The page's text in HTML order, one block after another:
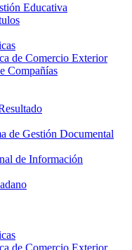
Educativa
de Comercio Exterior
Compañías
de Gestión Documental
de Información
de Comercio Exterior